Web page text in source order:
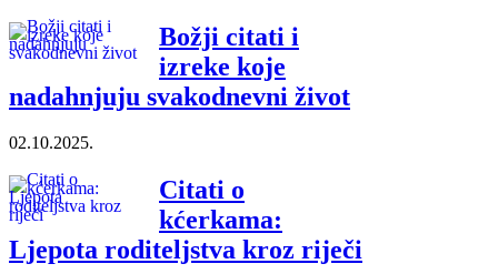
Božji citati i
izreke koje
nadahnjuju svakodnevni život
02.10.2025.
Citati o
kćerkama:
Ljepota roditeljstva kroz riječi